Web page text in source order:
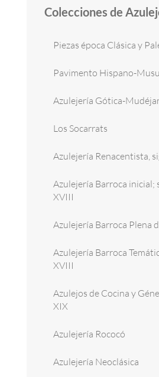
Colecciones de
Piezas época Clásica y
Pavimento Hispano-
Azulejería Gótica-
Los Socarrats
Azulejería Renacentista,
Azulejería Barroca inicial;
XVIII
Azulejería Barroca Plena
Azulejería Barroca
XVIII
Azulejos de Cocina y
XIX
Azulejería Rococó
Azulejería Neoclásica